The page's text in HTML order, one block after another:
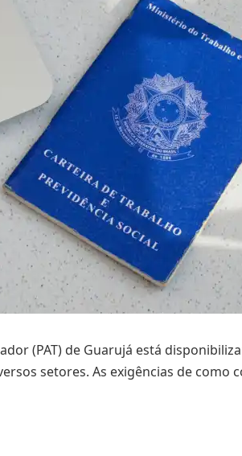
(PAT) de Guarujá está
setores. As exigências de como